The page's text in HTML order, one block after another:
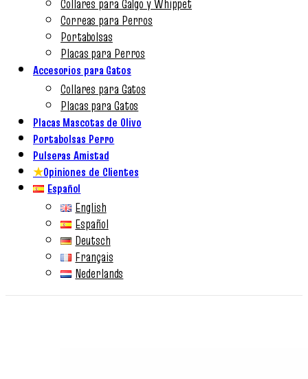
Collares para Galgo y Whippet
Correas para Perros
Portabolsas
Placas para Perros
Accesorios para Gatos
Collares para Gatos
Placas para Gatos
Placas Mascotas de Olivo
Portabolsas Perro
Pulseras Amistad
★Opiniones de Clientes
Español
English
Español
Deutsch
Français
Nederlands